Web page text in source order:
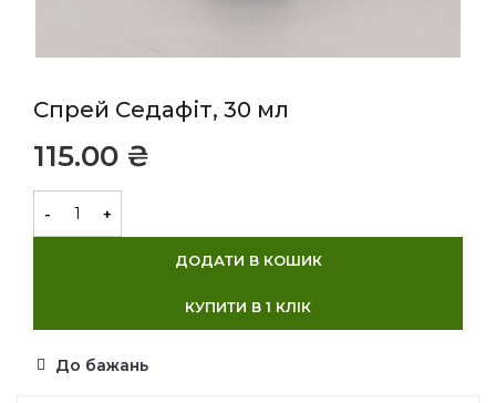
Спрей Седафіт, 30 мл
₴
ДОДАТИ В КОШИК
КУПИТИ В 1 КЛІК
До бажань